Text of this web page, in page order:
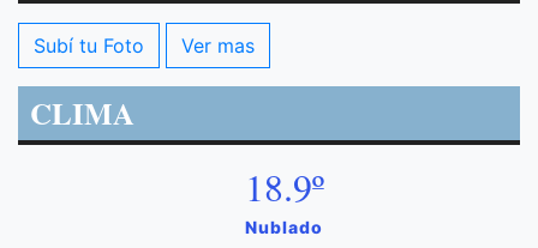
Subí tu Foto Ver mas
CLIMA
18.9º
Nublado